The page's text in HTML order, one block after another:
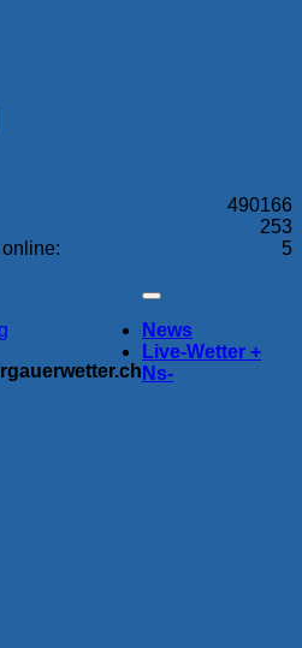
490166
253
5
News
Live-Wetter +
Ns-